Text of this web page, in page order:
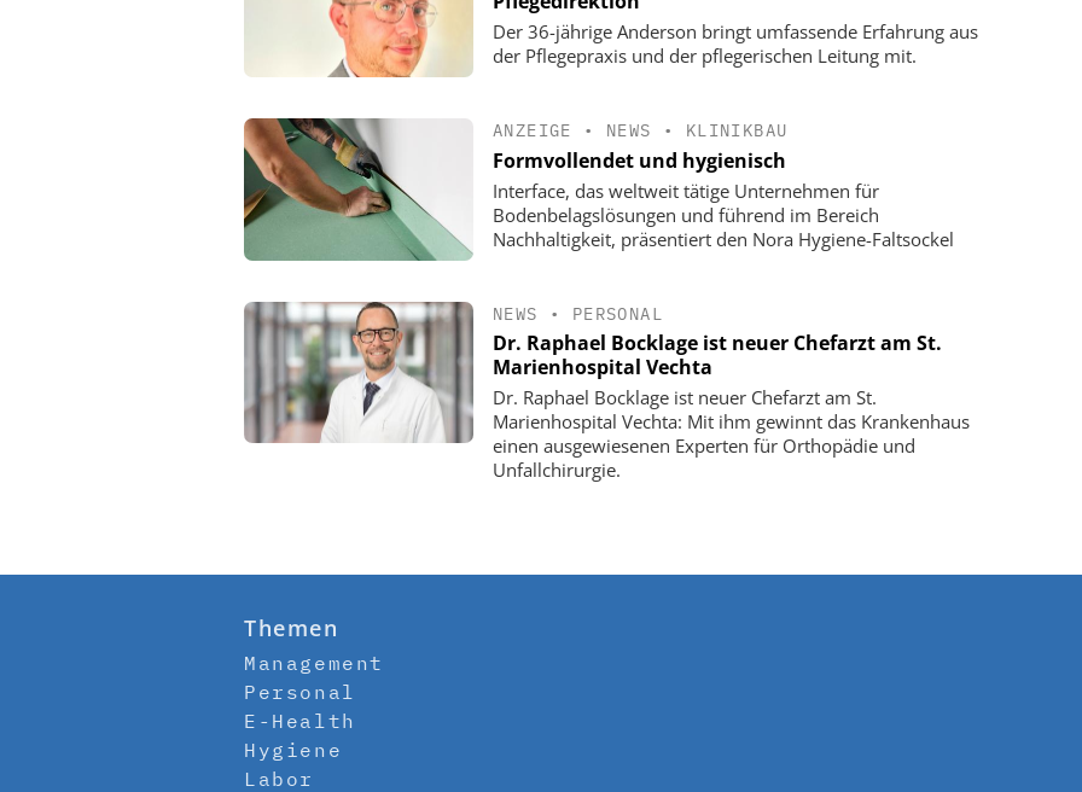
Der 36-jährige Anderson bringt umfassende Erfahrung aus
der Pflegepraxis und der pflegerischen Leitung mit.
ANZEIGE • NEWS • KLINIKBAU
Formvollendet und hygienisch
Interface, das weltweit tätige Unternehmen für
Bodenbelagslösungen und führend im Bereich
Nachhaltigkeit, präsentiert den Nora Hygiene-Faltsockel
NEWS • PERSONAL
Dr. Raphael Bocklage ist neuer Chefarzt am St.
Marienhospital Vechta
Dr. Raphael Bocklage ist neuer Chefarzt am St.
Marienhospital Vechta: Mit ihm gewinnt das Krankenhaus
einen ausgewiesenen Experten für Orthopädie und
Unfallchirurgie.
Themen
Management
Personal
E-Health
Hygiene
Labor